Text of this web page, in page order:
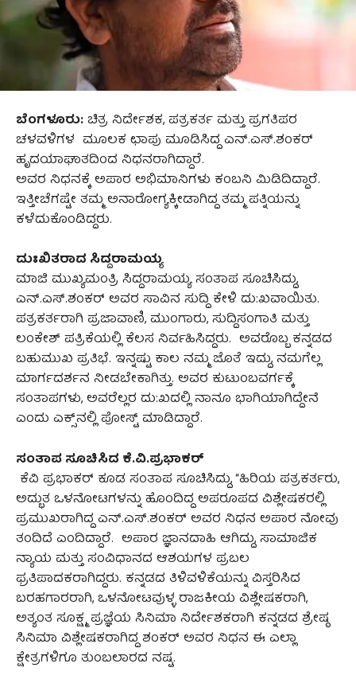
ಬೆಂಗಳೂರು:ಚಿತ್ರ ನಿರ್ದೇಶಕ, ಪತ್ರಕರ್ತ ಮತ್ತು ಪ್ರಗತಿಪರ
ಚಳವಳಿಗಳ ಮೂಲಕ ಛಾಪು ಮೂಡಿಸಿದ್ದ ಎನ್‌.ಎಸ್.ಶಂಕರ್
ಹೃದಯಾಘಾತದಿಂದ ನಿಧನರಾಗಿದ್ದಾರೆ.
ಅವರ ನಿಧನಕ್ಕೆ ಅಪಾರ ಅಭಿಮಾನಿಗಳು ಕಂಬನಿ ಮಿಡಿದಿದ್ದಾರೆ.
ಇತ್ತೀಚೆಗಷ್ಟೇ ತಮ್ಮ ಅನಾರೋಗ್ಯಕ್ಕೀಡಾಗಿದ್ದ ತಮ್ಮ ಪತ್ನಿಯನ್ನು
ಕಳೆದುಕೊಂಡಿದ್ದರು.
ದುಃಖಿತರಾದ ಸಿದ್ದರಾಮಯ್ಯ
ಮಾಜಿ ಮುಖ್ಯಮಂತ್ರಿ ಸಿದ್ದರಾಮಯ್ಯ ಸಂತಾಪ ಸೂಚಿಸಿದ್ದು,
ಎನ್‌.ಎಸ್.ಶಂಕರ್ ಅವರ ಸಾವಿನ ಸುದ್ದಿ ಕೇಳಿ ದು:ಖವಾಯಿತು.
ಪತ್ರಕರ್ತರಾಗಿ ಪ್ರಜಾವಾಣಿ, ಮುಂಗಾರು, ಸುದ್ದಿಸಂಗಾತಿ ಮತ್ತು
ಲಂಕೇಶ್ ಪತ್ರಿಕೆಯಲ್ಲಿ ಕೆಲಸ ನಿರ್ವಹಿಸಿದ್ದರು. ಅವರೊಬ್ಬ ಕನ್ನಡದ
ಬಹುಮುಖ ಪ್ರತಿಭೆ. ಇನ್ನಷ್ಟು ಕಾಲ ನಮ್ಮ ಜೊತೆ ಇದ್ದು, ನಮಗೆಲ್ಲ
ಮಾರ್ಗದರ್ಶನ ನೀಡಬೇಕಾಗಿತ್ತು. ಅವರ ಕುಟುಂಬವರ್ಗಕ್ಕೆ
ಸಂತಾಪಗಳು, ಅವರೆಲ್ಲರ ದು:ಖದಲ್ಲಿ ನಾನೂ ಭಾಗಿಯಾಗಿದ್ದೇನೆ
ಎಂದು ಎಕ್ಸ್‌ನಲ್ಲಿ ಪೋಸ್ಟ್ ಮಾಡಿದ್ದಾರೆ.
ಸಂತಾಪ ಸೂಚಿಸಿದ ಕೆ.ವಿ.ಪ್ರಭಾಕರ್‌
ಕೆವಿ ಪ್ರಭಾಕರ್ ಕೂಡ ಸಂತಾಪ ಸೂಚಿಸಿದ್ದು, “ಹಿರಿಯ ಪತ್ರಕರ್ತರು,
ಅದ್ಭುತ ಒಳನೋಟಗಳನ್ನು ಹೊಂದಿದ್ದ ಅಪರೂಪದ ವಿಶ್ಲೇಷಕರಲ್ಲಿ
ಪ್ರಮುಖರಾಗಿದ್ದ ಎನ್.ಎಸ್.ಶಂಕರ್ ಅವರ ನಿಧನ ಅಪಾರ ನೋವು
ತಂದಿದೆ ಎಂದಿದ್ದಾರೆ. ಅಪಾರ ಜ್ಞಾನದಾಹಿ ಆಗಿದ್ದು, ಸಾಮಾಜಿಕ
ನ್ಯಾಯ ಮತ್ತು‌ ಸಂವಿಧಾನದ ಆಶಯಗಳ ಪ್ರಬಲ
ಫ್ರತಿಪಾದಕರಾಗಿದ್ದರು. ಕನ್ನಡದ ತಿಳಿವಳಿಕೆಯನ್ನು ವಿಸ್ತರಿಸಿದ
ಬರಹಗಾರರಾಗಿ, ಒಳನೋಟವುಳ್ಳ ರಾಜಕೀಯ ವಿಶ್ಲೇಷಕರಾಗಿ,
ಅತ್ಯಂತ ಸೂಕ್ಷ್ಮ ಪ್ರಜ್ಞೆಯ ಸಿನಿಮಾ ನಿರ್ದೇಶಕರಾಗಿ ಕನ್ನಡದ ಶ್ರೇಷ್ಠ
ಸಿನಿಮಾ ವಿಶ್ಲೇಷಕರಾಗಿದ್ದ ಶಂಕರ್ ಅವರ ನಿಧನ ಈ ಎಲ್ಲಾ
ಕ್ಷೇತ್ರಗಳಿಗೂ ತುಂಬಲಾರದ ನಷ್ಟ.